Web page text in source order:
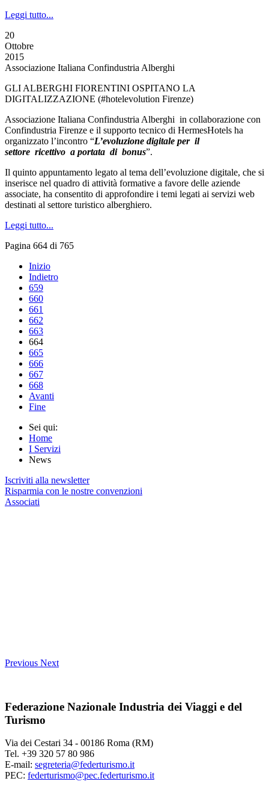
Leggi tutto...
20
Ottobre
2015
Associazione Italiana Confindustria Alberghi
GLI ALBERGHI FIORENTINI OSPITANO LA
DIGITALIZZAZIONE (#hotelevolution Firenze)
Associazione Italiana Confindustria Alberghi in collaborazione con
Confindustria Firenze e il supporto tecnico di HermesHotels ha
organizzato l’incontro “L’evoluzione digitale per il
settore ricettivo a portata di bonus”.
Il quinto appuntamento legato al tema dell’evoluzione digitale, che si
inserisce nel quadro di attività formative a favore delle aziende
associate, ha consentito di approfondire i temi legati ai servizi web
destinati al settore turistico alberghiero.
Leggi tutto...
Pagina 664 di 765
Inizio
Indietro
659
660
661
662
663
664
665
666
667
668
Avanti
Fine
Sei qui:
Home
I Servizi
News
Iscriviti alla newsletter
Risparmia con le nostre convenzioni
Associati
Previous Next
Federazione Nazionale Industria dei Viaggi e del
Turismo
Via dei Cestari 34 - 00186 Roma (RM)
Tel. +39 320 57 80 986
E-mail: segreteria@federturismo.it
PEC: federturismo@pec.federturismo.it